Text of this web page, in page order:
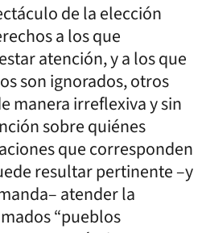
de la elección
a los que
atención, y a los que
son ignorados, otros
manera irreflexiva y sin
sobre quiénes
que corresponden
resultar pertinente –y
atender la
“pueblos